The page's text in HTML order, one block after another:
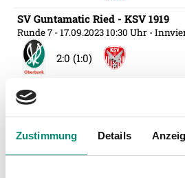
Zustimmung Details
SV Guntamatic Ried - KSV 1919
Runde 7 - 17.09.2023 10:30 Uhr -
2:0 (1:0)
Schwarz-Weiss Bregenz - SV
Runde 8
0:0 (0:0)